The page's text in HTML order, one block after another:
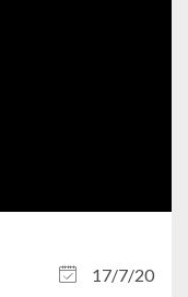
17/7/20